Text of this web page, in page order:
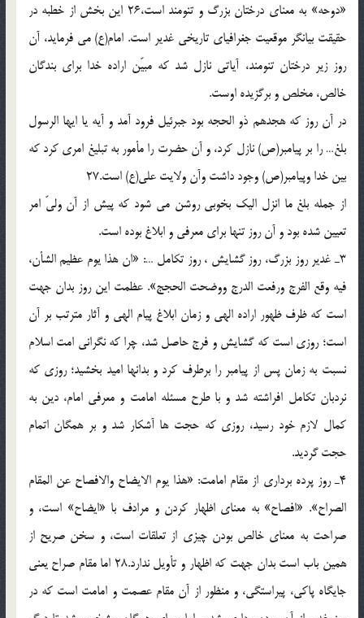
«دوحه» به معناى درختان بزرگ و تنومند است،26 اين بخش از خطبه در
حقيقت بيانگر موقعيت جغرافياى تاريخى غدير است. امام(ع) مى فرمايد، آن
روز زير درختان تنومند، آياتى نازل شد كه مبيّن اراده خدا براى بندگان
خالص، مخلص و برگزيده اوست.
در آن روز كه هجدهم ذو الحجه بود جبرئيل فرود آمد و آيه يا ايها الرسول
بلغ… را بر پيامبر(ص) نازل كرد، و آن حضرت را مأمور به تبليغ امرى كرد كه
بين خدا وپيامبر(ص) وجود داشت وآن ولايت على(ع) است.27
از جمله بلغ ما انزل اليك بخوبى روشن مى شود كه پيش از آن ولىّ امر
تعيين شده بود و آن روز تنها براى معرفى و ابلاغ بوده است.
3ـ غدير روز بزرگ، روز گشايش ، روز تكامل …: «ان هذا يوم عظيم الشأن،
فيه وقع الفرج ورفعت الدرج ووضحت الحجج». عظمت اين روز بدان جهت
است كه ظرف ظهور اراده الهى و زمان ابلاغ پيام الهى و آثار مترتب بر آن
است؛ روزى است كه گشايش و فرج حاصل شد، چرا كه نگرانى امت اسلام
نسبت به زمان پس از پيامبر را برطرف كرد و بدانها اميد بخشيد؛ روزى كه
نردبان تكامل افراشته شد و با طرح مسئله امامت و معرفى امام، دين به
كمال لازم خود رسيد، روزى كه حجت ها آشكار شد و بر همگان اتمام
حجت گرديد.
4ـ روز پرده بردارى از مقام امامت: «هذا يوم الايضاح والافصاح عن المقام
الصراح». «افصاح» به معناى اظهار كردن و مرادف با «ايضاح» است، و
صراحت به معناى خالص بودن چيزى از تعلقات است، و سخن صريح از
همين باب است بدان جهت كه اظهار و تأويل ندارد.28 اما مقام صراح يعنى
جايگاه پاكى، پيراستگى، و منظور از آن مقام عصمت و امامت است كه در